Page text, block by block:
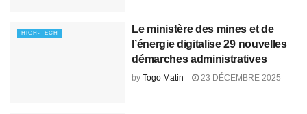
HIGH-TECH
Le ministère des mines et de
l’énergie digitalise 29 nouvelles
démarches administratives
by Togo Matin 23 DÉCEMBRE 2025